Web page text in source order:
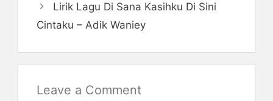
Lirik Lagu Di Sana Kasihku Di Sini
Cintaku – Adik Waniey
Leave a Comment